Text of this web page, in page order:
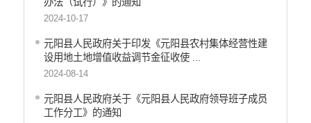
办法（试行）》的通知
2024-10-17
元阳县人民政府关于印发《元阳县农村集体经营性建
设用地土地增值收益调节金征收使 ...
2024-08-14
元阳县人民政府关于《元阳县人民政府领导班子成员
工作分工》的通知